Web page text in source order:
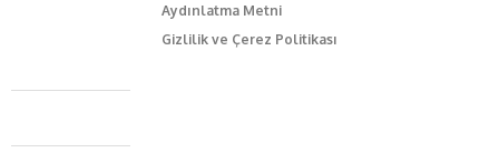
Aydınlatma Metni
Gizlilik ve Çerez Politikası
Caferağa Mah. Dr. Şakir Paşa Sok. No3/A Kadıköy İstanbul
+90 543 345 46 00